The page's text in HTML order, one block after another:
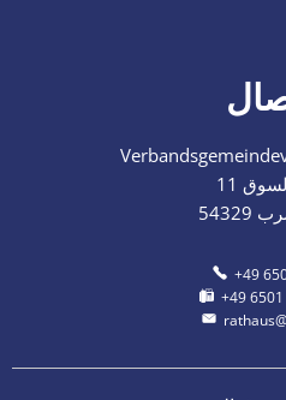
11
54329
+49
+49